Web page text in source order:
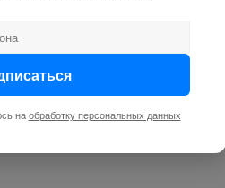
на обработку персональных данных